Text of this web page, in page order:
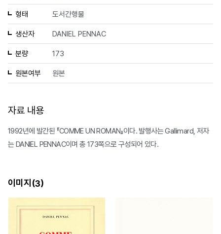
형태 도서간행물
생산자 DANIEL PENNAC
분량 173
원본여부 원본
자료 내용
1992년에 발간된 『COMME UN ROMAN』이다. 발행사는 Gallimard, 저자
는 DANIEL PENNAC이며 총 173쪽으로 구성되어 있다.
이미지(3)